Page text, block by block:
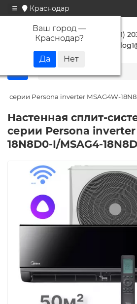
Краснодар
Ваш город —
Краснодар?
+7 (861)
серии Persona inverter MSAG4W-
Настенная сплит-
серии Persona inverter
18N8D0-I/MSAG4-